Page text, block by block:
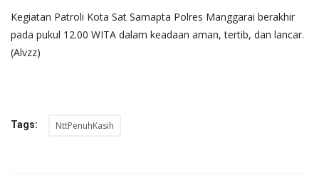
Kegiatan Patroli Kota Sat Samapta Polres Manggarai berakhir
pada pukul 12.00 WITA dalam keadaan aman, tertib, dan lancar.
(Alvzz)
Tags: NttPenuhKasih